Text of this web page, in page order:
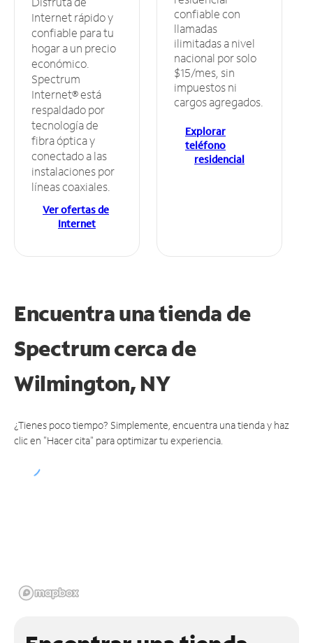
Internet rápido y
confiable para tu
hogar a un precio
económico.
Spectrum
Internet® está
respaldado por
tecnología de
fibra óptica y
conectado a las
instalaciones por
líneas coaxiales.
Ver ofertas de
Internet
confiable con
llamadas
ilimitadas a nivel
nacional por solo
$15/mes, sin
impuestos ni
cargos agregados.
Explorar
teléfono
residencial
Encuentra una tienda de
Spectrumcerca de
Wilmington, NY
¿Tienes poco tiempo? Simplemente, encuentra una tienda y haz
clic en "Hacer cita" para optimizar tu experiencia.